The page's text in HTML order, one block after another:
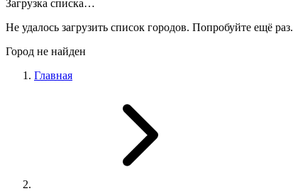
Загрузка списка…
Не удалось загрузить список городов. Попробуйте ещё раз.
Город не найден
Главная